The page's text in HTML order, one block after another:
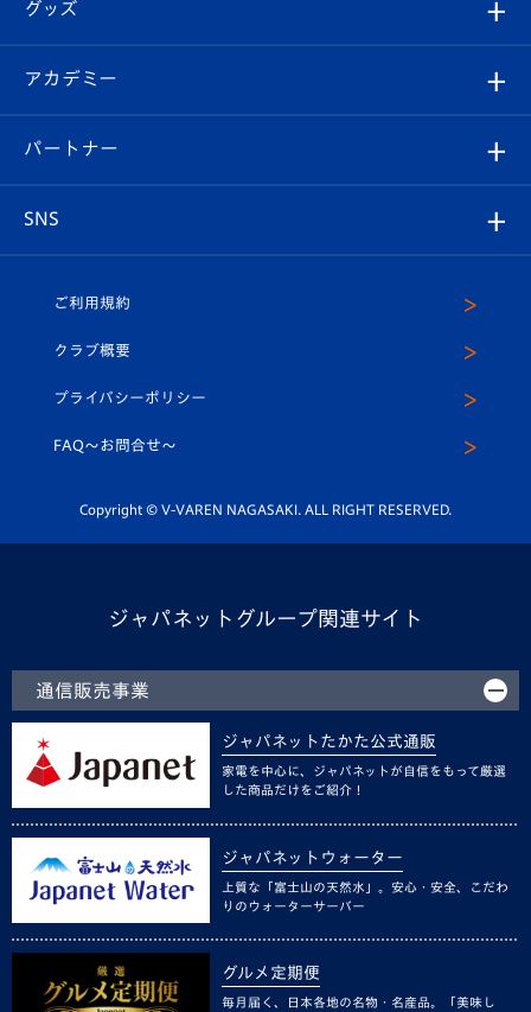
チケット
イベント
メディア
ホームタウン
スタッフプロフィール
マスコット紹介
平和祈念活動
ホームタウン活動
Revive Team
ヴィヴィくんの長崎おもてなしガイド
フォトギャラリー
スタジアムグルメ
V-LOVERS（ファンクラブ）
プレイヤーズスイート
グッズ
オンラインショップ
店舗情報
アカデミー
育成からのお知らせ
U-18
スクール
パートナー
SNS
ヴィヴィくんインスタグラム
公式LINE＠
ご利用規約
クラブ概要
プライバシーポリシー
FAQ〜お問合せ〜
Copyright © V-VAREN NAGASAKI. ALL RIGHT RESERVED.
ジャパネットグループ関連サイト
通信販売事業
ジャパネットたかた公式通販
家電を中心に、ジャパネットが自信をもって厳選
した商品だけをご紹介！
ジャパネットウォーター
上質な「富士山の天然水」。安心・安全、こだわ
りのウォーターサーバー
グルメ定期便
毎月届く、日本各地の名物・名産品。「美味し